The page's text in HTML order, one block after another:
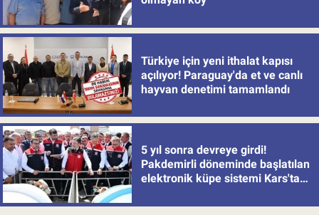
Türkiye için yeni ithalat kapısı
açılıyor! Paraguay'da et ve canlı
hayvan denetimi tamamlandı
5 yıl sonra devreye girdi!
Pakdemirli döneminde başlatılan
elektronik küpe sistemi Kars'tan